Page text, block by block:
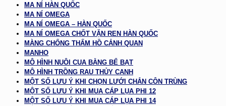
MA NÍ HÀN QUỐC
MA NÍ OMEGA
MA NÍ OMEGA – HÀN QUỐC
MA NÍ OMEGA CHỐT VẶN REN HÀN QUỐC
MÀNG CHỐNG THẤM HỒ CẢNH QUAN
MANHO
MÔ HÌNH NUÔI CUA BẰNG BỂ BẠT
MÔ HÌNH TRỒNG RAU THỦY CANH
MỘT SỐ LƯU Ý KHI CHỌN LƯỚI CHẮN CÔN TRÙNG
MỘT SỐ LƯU Ý KHI MUA CÁP LỤA PHI 12
MỘT SỐ LƯU Ý KHI MUA CÁP LỤA PHI 14